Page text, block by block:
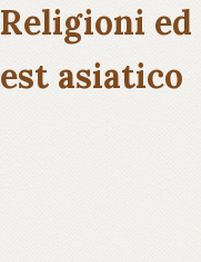
Religioni
est asiatico